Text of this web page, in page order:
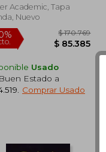
Academic, Tapa
Nuevo
Usado
Estado a
Comprar Usado